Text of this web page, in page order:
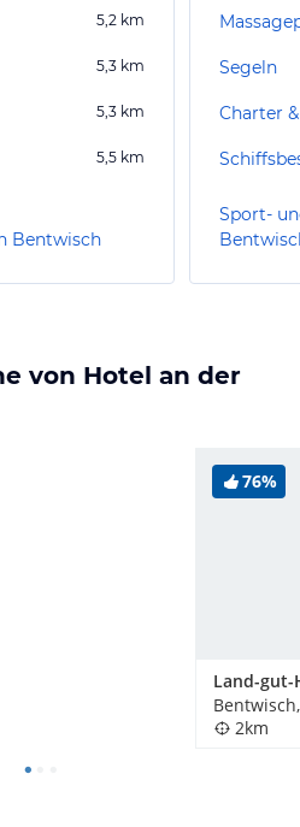
5,2 km
5,3 km
5,3 km
5,5 km
Bentwisch
Segeln
Charter
Sport-
von Hotel an der
76%
2km